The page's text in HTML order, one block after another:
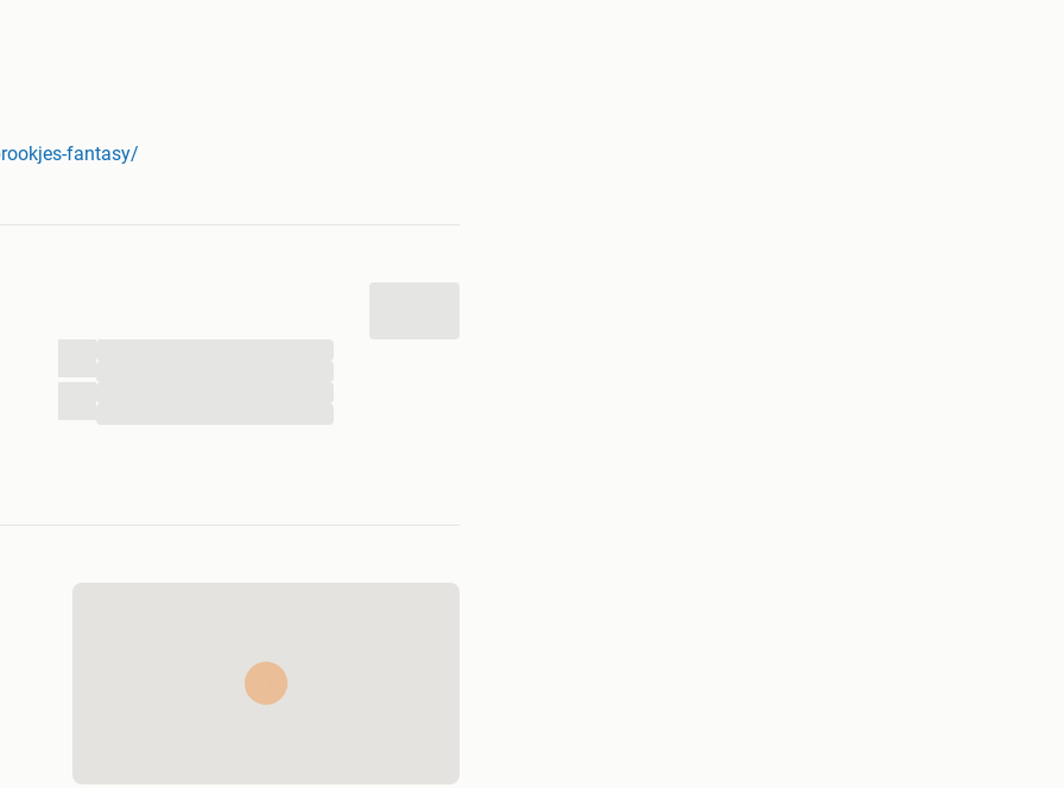
v/d BeNeLux!
Voor 23.59u besteld, morgen in huis!*
in ontvangst neemt!
creditcard, PayPal, Afterpay of overschrijving!
vanaf €50,-
fantasy/